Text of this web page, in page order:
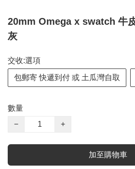
20mm Omega x swatch 牛
灰
交收:選項
包郵寄 快遞到付 或 土瓜灣自取
數量
−
+
加至購物車